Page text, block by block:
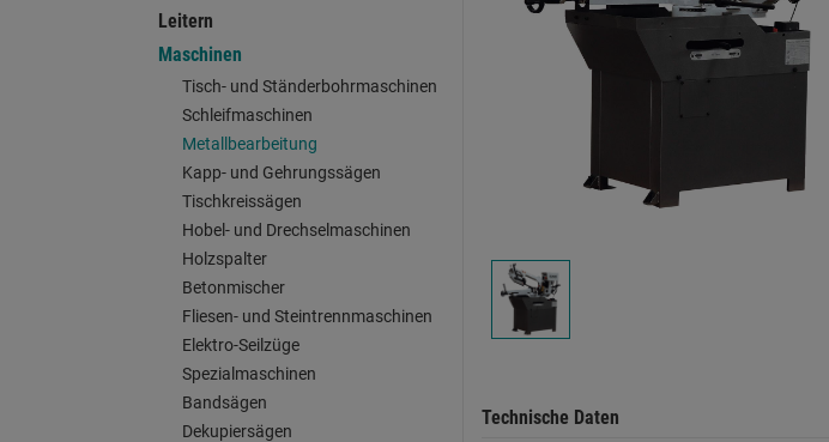
Leitern
Maschinen
Tisch- und Ständerbohrmaschinen
Schleifmaschinen
Metallbearbeitung
Kapp- und Gehrungssägen
Tischkreissägen
Hobel- und Drechselmaschinen
Holzspalter
Betonmischer
Fliesen- und Steintrennmaschinen
Elektro-Seilzüge
Spezialmaschinen
Bandsägen
Dekupiersägen
Technische Daten